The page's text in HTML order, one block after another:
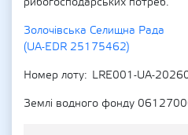
Золочівська Селищна Рада
(UA-EDR 25175462)
Номер лоту
LRE001-UA-
Землі водного фонду